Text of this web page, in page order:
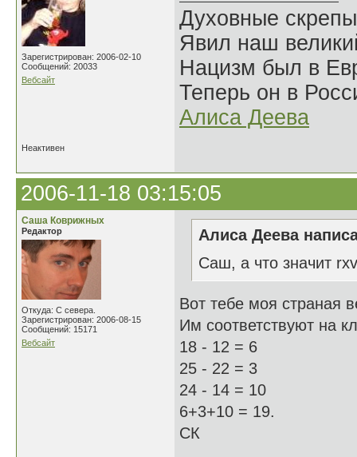
Зарегистрирован: 2006-02-10
Сообщений: 20033
Вебсайт
Духовные
Явил наш
Нацизм был в
Теперь он в
Алиса Деева
Неактивен
2006-11-18 03:15:05
Саша Коврижных
Редактор
Откуда: С севера.
Зарегистрирован: 2006-08-15
Сообщений: 15171
Вебсайт
Алиса Деева
Саш, а что значит
Вот тебе моя страная
Им соответствуют на
18 - 12 = 6
25 - 22 = 3
24 - 14 = 10
6+3+10 = 19.
СК